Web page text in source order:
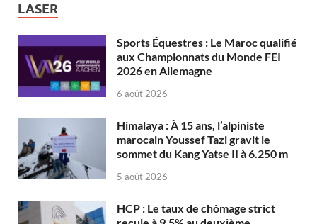
LASER
Sports Équestres : Le Maroc qualifié
aux Championnats du Monde FEI
2026 en Allemagne
6 août 2026
Himalaya : À 15 ans, l’alpiniste
marocain Youssef Tazi gravit le
sommet du Kang Yatse II à 6.250 m
5 août 2026
HCP : Le taux de chômage strict